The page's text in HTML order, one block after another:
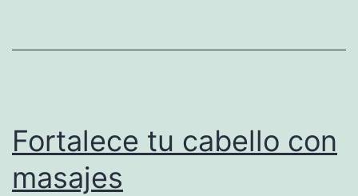
Fortalece tu cabello con
masajes